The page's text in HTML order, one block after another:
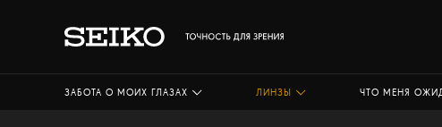
ЗАБОТА О МОИХ ГЛАЗАХ ЛИНЗЫ ЧТО МЕНЯ